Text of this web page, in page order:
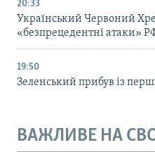
20:33
Український Червоний
«безпрецедентні атаки»
19:50
Зеленський прибув із
ВАЖЛИВЕ НА